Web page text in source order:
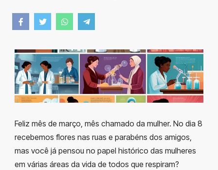
Feliz mês de março, mês chamado da mulher. No dia 8
recebemos flores nas ruas e parabéns dos amigos,
mas você já pensou no papel histórico das mulheres
em várias áreas da vida de todos que respiram?